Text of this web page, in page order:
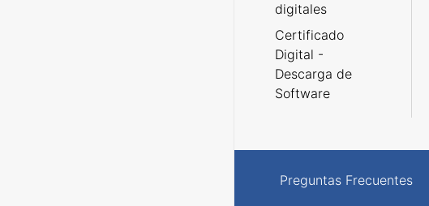
digitales
Certificado
Digital -
Descarga de
Software
Preguntas Frecuentes